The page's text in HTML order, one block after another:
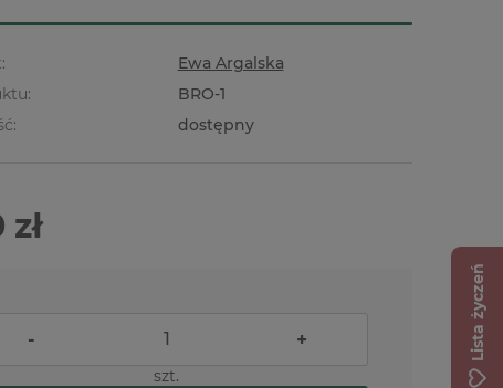
Ewa Argalska
BRO-1
dostępny
zł
- +
szt.
Lista życzeń